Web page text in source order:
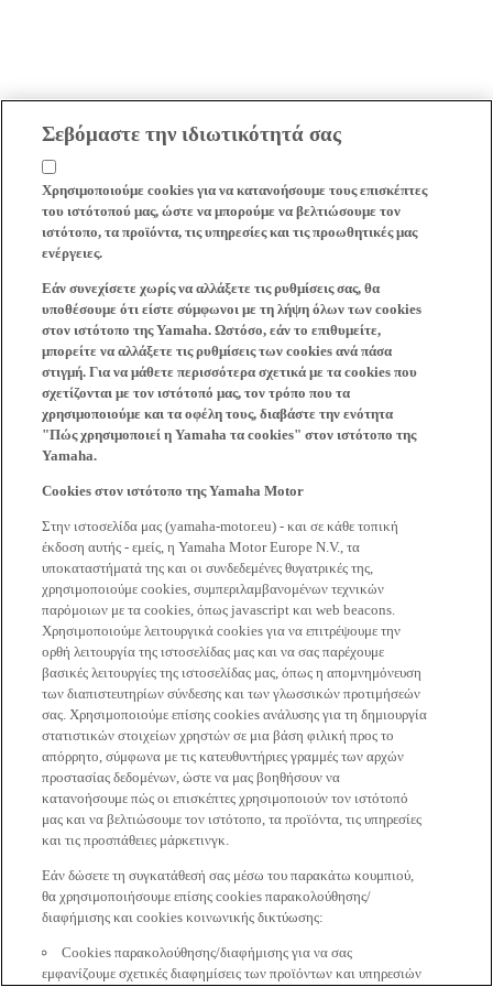
Σεβόμαστε την ιδιωτικότητά σας
Χρησιμοποιούμε cookies για να κατανοήσουμε τους επισκέπτες
του ιστότοπού μας, ώστε να μπορούμε να βελτιώσουμε τον
ιστότοπο, τα προϊόντα, τις υπηρεσίες και τις προωθητικές μας
ενέργειες.
Εάν συνεχίσετε χωρίς να αλλάξετε τις ρυθμίσεις σας, θα
υποθέσουμε ότι είστε σύμφωνοι με τη λήψη όλων των cookies
στον ιστότοπο της Yamaha. Ωστόσο, εάν το επιθυμείτε,
μπορείτε να αλλάξετε τις ρυθμίσεις των cookies ανά πάσα
στιγμή. Για να μάθετε περισσότερα σχετικά με τα cookies που
σχετίζονται με τον ιστότοπό μας, τον τρόπο που τα
χρησιμοποιούμε και τα οφέλη τους, διαβάστε την ενότητα
"Πώς χρησιμοποιεί η Yamaha τα cookies" στον ιστότοπο της
Yamaha.
Cookies στον ιστότοπο της Yamaha Motor
Στην ιστοσελίδα μας (yamaha-motor.eu) - και σε κάθε τοπική
έκδοση αυτής - εμείς, η Yamaha Motor Europe N.V., τα
υποκαταστήματά της και οι συνδεδεμένες θυγατρικές της,
χρησιμοποιούμε cookies, συμπεριλαμβανομένων τεχνικών
παρόμοιων με τα cookies, όπως javascript και web beacons.
Χρησιμοποιούμε λειτουργικά cookies για να επιτρέψουμε την
ορθή λειτουργία της ιστοσελίδας μας και να σας παρέχουμε
βασικές λειτουργίες της ιστοσελίδας μας, όπως η απομνημόνευση
των διαπιστευτηρίων σύνδεσης και των γλωσσικών προτιμήσεών
σας. Χρησιμοποιούμε επίσης cookies ανάλυσης για τη δημιουργία
στατιστικών στοιχείων χρηστών σε μια βάση φιλική προς το
απόρρητο, σύμφωνα με τις κατευθυντήριες γραμμές των αρχών
προστασίας δεδομένων, ώστε να μας βοηθήσουν να
κατανοήσουμε πώς οι επισκέπτες χρησιμοποιούν τον ιστότοπό
μας και να βελτιώσουμε τον ιστότοπο, τα προϊόντα, τις υπηρεσίες
και τις προσπάθειες μάρκετινγκ.
Εάν δώσετε τη συγκατάθεσή σας μέσω του παρακάτω κουμπιού,
θα χρησιμοποιήσουμε επίσης cookies παρακολούθησης/
διαφήμισης και cookies κοινωνικής δικτύωσης:
Cookies παρακολούθησης/διαφήμισης για να σας
εμφανίζουμε σχετικές διαφημίσεις των προϊόντων και υπηρεσιών